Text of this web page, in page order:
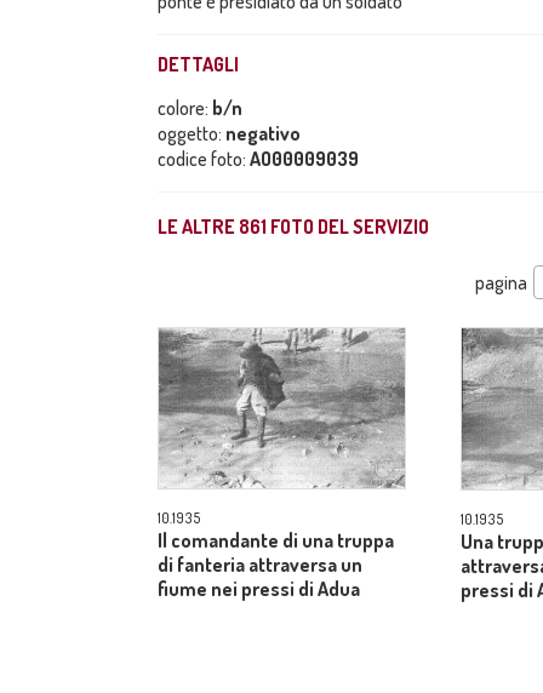
DETTAGLI
colore: b/n
oggetto: negativo
codice foto: AO00009039
LE ALTRE 861 FOTO DEL SERVIZIO
pagina
10.1935
Il comandante di una truppa
di fanteria attraversa un
fiume nei pressi di Adua
10.1935
Una
pressi di